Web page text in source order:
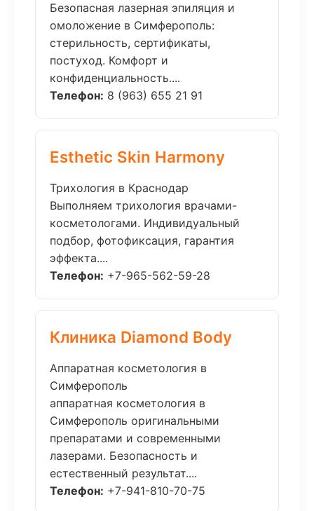
Безопасная лазерная эпиляция и
омоложение в Симферополь:
стерильность, сертификаты,
постуход. Комфорт и
конфиденциальность....
Телефон: 8 (963) 655 21 91
Esthetic Skin Harmony
Трихология в Краснодар
Выполняем трихология врачами-
косметологами. Индивидуальный
подбор, фотофиксация, гарантия
эффекта....
Телефон: +7-965-562-59-28
Клиника Diamond Body
Аппаратная косметология в
Симферополь
аппаратная косметология в
Симферополь оригинальными
препаратами и современными
лазерами. Безопасность и
естественный результат....
Телефон: +7-941-810-70-75